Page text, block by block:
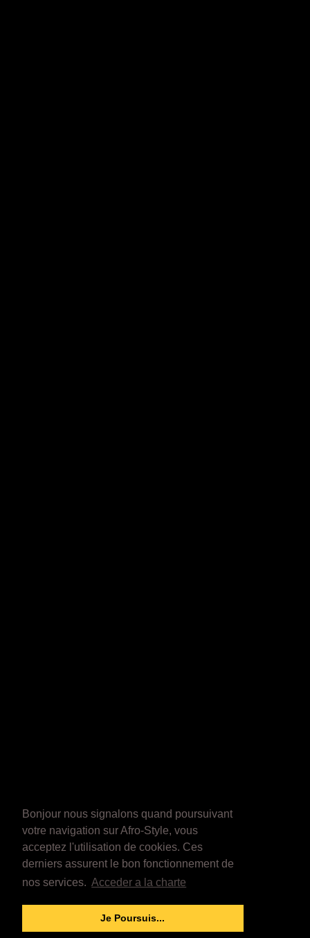
Bonjour nous signalons quand poursuivant
votre navigation sur Afro-Style, vous
acceptez l'utilisation de cookies. Ces
derniers assurent le bon fonctionnement de
nos services. Acceder a la charte
Je Poursuis...